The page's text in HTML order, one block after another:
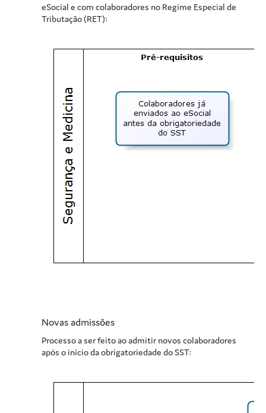
eSocial e com colaboradores no Regime Especial de
Tributação (RET):
Novas admissões
Processo a ser feito ao admitir novos colaboradores
após o início da obrigatoriedade do SST: